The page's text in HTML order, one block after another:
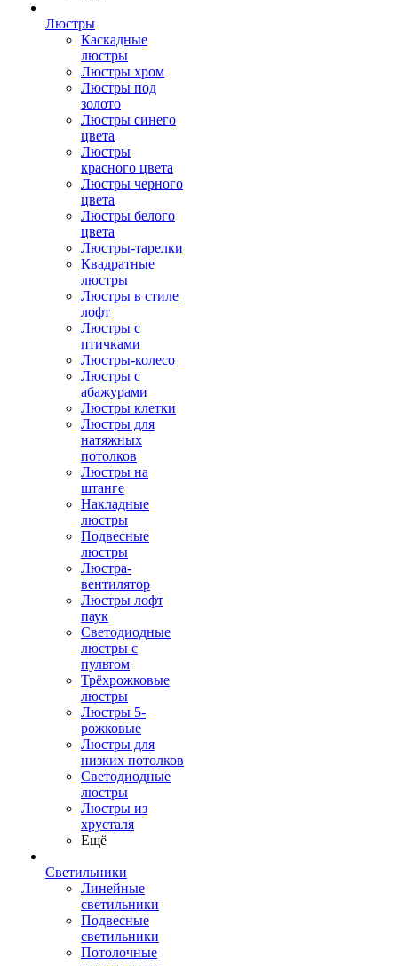
Люстры
Каскадные
люстры
Люстры хром
Люстры под
золото
Люстры синего
цвета
Люстры
красного цвета
Люстры черного
цвета
Люстры белого
цвета
Люстры-тарелки
Квадратные
люстры
Люстры в стиле
лофт
Люстры с
птичками
Люстры-колесо
Люстры с
абажурами
Люстры клетки
Люстры для
натяжных
потолков
Люстры на
штанге
Накладные
люстры
Подвесные
люстры
Люстра-
вентилятор
Люстры лофт
паук
Светодиодные
люстры с
пультом
Трёхрожковые
люстры
Люстры 5-
рожковые
Люстры для
низких потолков
Cветодиодные
люстры
Люстры из
хрусталя
Ещё
Светильники
Линейные
светильники
Подвесные
светильники
Потолочные